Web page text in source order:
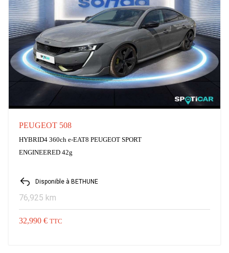
PEUGEOT 508
HYBRID4 360ch e-EAT8 PEUGEOT SPORT
ENGINEERED 42g
Disponible à BETHUNE
76,925 km
32,990 € TTC